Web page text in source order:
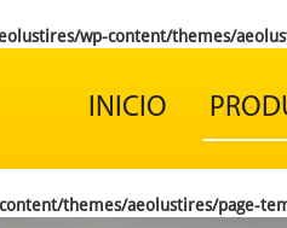
wp-content/themes/
INICIO
themes/aeolustires/page-